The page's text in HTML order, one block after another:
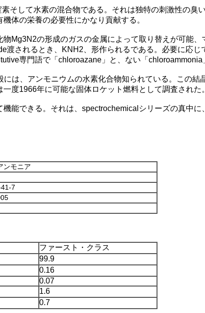
そして水素の混合物である。それは独特の刺激性の臭
体の栄養の必要性にかなり貢献する。
Mg3N2の形成のガスの金属によって取り替えが可能
渡されるとき、KNH2、形作られるである。必要に応
専門語で「chloroazane」と、ない「chloroammonia
は、アンモニウムの水素化合物知られている。この
度1966年に可能な固体ロケット燃料として調査された。
能できる。それは、spectrochemicalシリーズの真中に
ンモニア
7
ファースト・クラス
99.9
0.16
0.07
1.6
0.7